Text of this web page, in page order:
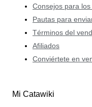
Consejos para
Pautas para
Términos del
Afiliados
Conviértete en
Mi Catawiki